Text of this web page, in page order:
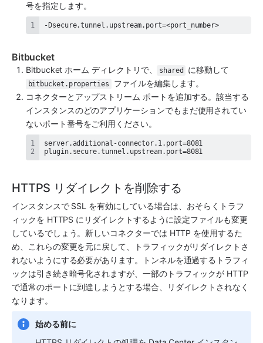
号を指定します。
-Dsecure.tunnel.upstream.port=<port_number>
Bitbucket
Bitbucket ホーム ディレクトリで、 shared
bitbucket.properties
ファイルを編集します。
コネクターとアップストリーム ポートを追加する。該当する
インスタンスのどのアプリケーションでもまだ使用されてい
ないポート番号をご利用ください。
plugin.secure.tunnel.upstream.port=8081
HTTPS リダイレクトを削除する
インスタンスで SSL を有効にしている場合は、おそらくトラフ
ィックを HTTPS にリダイレクトするように設定ファイルも変更
しているでしょう。新しいコネクターでは HTTP を使用するた
め、これらの変更を元に戻して、トラフィックがリダイレクトさ
れないようにする必要があります。トンネルを通過するトラフィ
ックは引き続き暗号化されますが、一部のトラフィックが HTTP
で通常のポートに到達しようとする場合、リダイレクトされなく
なります。
始める前に